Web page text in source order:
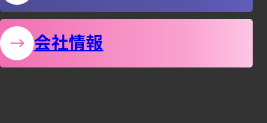
フ
ジ
テ
会社情報